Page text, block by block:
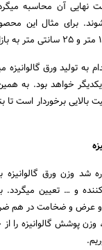
آن محاسبه
به تولید ورق
خواهد بود. به
بالایی برخوردار است تا
شد وزن ورق
و … تعیین میگردد.
و عرض و ضخامت در هم
وزن پوشش گالوانیزه را